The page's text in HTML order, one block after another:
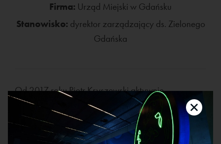
Firma: Urząd Miejski w Gdańsku
Stanowisko: dyrektor zarządzający ds. Zielonego
Gdańska
Od 2017 roku Piotr Kryszewski aktywnie
współtworzy politykę komunalną Gdańska,
koncentrując się na kluczowych obszarach rozwoju
miasta.